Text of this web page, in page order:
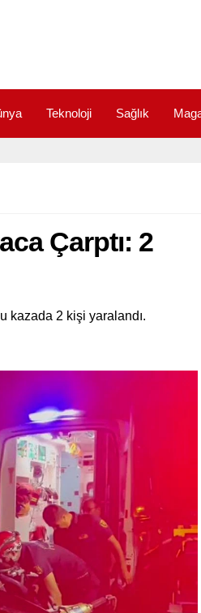
Teknoloji Sağlık
Çarptı: 2
kazada 2 kişi yaralandı.